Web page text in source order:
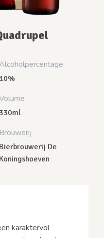
10%
330ml
Brouwerij
Bierbrouwerij De
Koningshoeven
karaktervol